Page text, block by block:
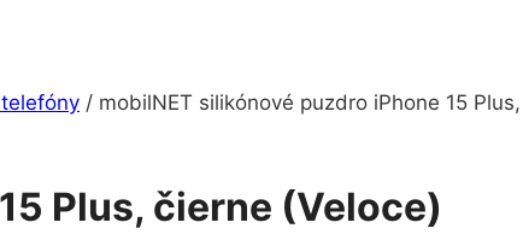
/ mobilNET silikónové puzdro iPhone 15
Plus, čierne (Veloce)